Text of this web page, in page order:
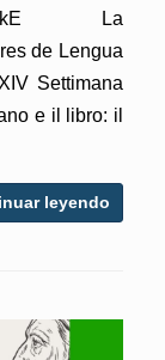
La
de Lengua
Settimana
e il libro: il
leyendo